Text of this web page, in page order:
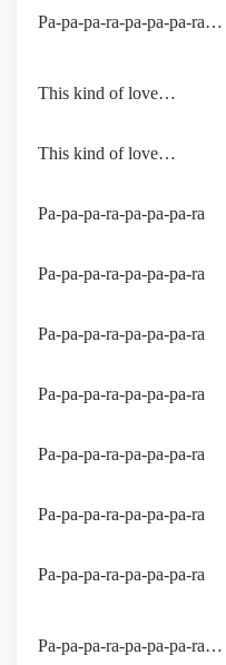
Pa-pa-pa-ra-pa-pa-pa-ra…
This kind of love…
This kind of love…
Pa-pa-pa-ra-pa-pa-pa-ra
Pa-pa-pa-ra-pa-pa-pa-ra
Pa-pa-pa-ra-pa-pa-pa-ra
Pa-pa-pa-ra-pa-pa-pa-ra
Pa-pa-pa-ra-pa-pa-pa-ra
Pa-pa-pa-ra-pa-pa-pa-ra
Pa-pa-pa-ra-pa-pa-pa-ra
Pa-pa-pa-ra-pa-pa-pa-ra…